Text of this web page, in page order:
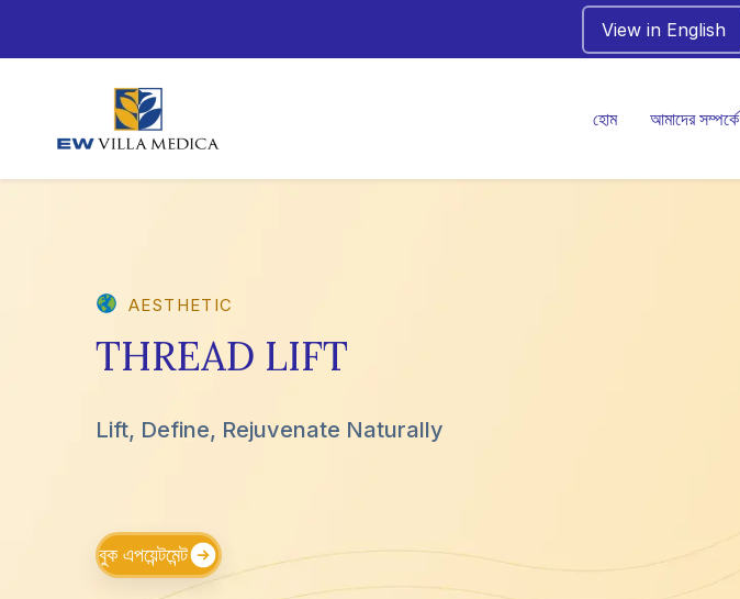
View in English
হোম আমাদের সম্পর্কে
AESTHETIC
THREAD LIFT
Lift, Define, Rejuvenate Naturally
বুক এপয়েন্টমেন্ট